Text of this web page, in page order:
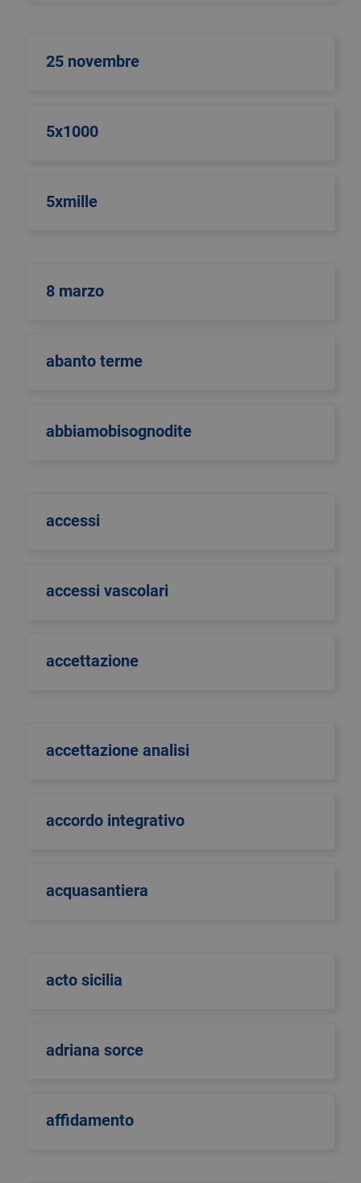
25 novembre
5x1000
5xmille
8 marzo
abanto terme
abbiamobisognodite
accessi
accessi vascolari
accettazione
accettazione analisi
accordo integrativo
acquasantiera
acto sicilia
adriana sorce
affidamento